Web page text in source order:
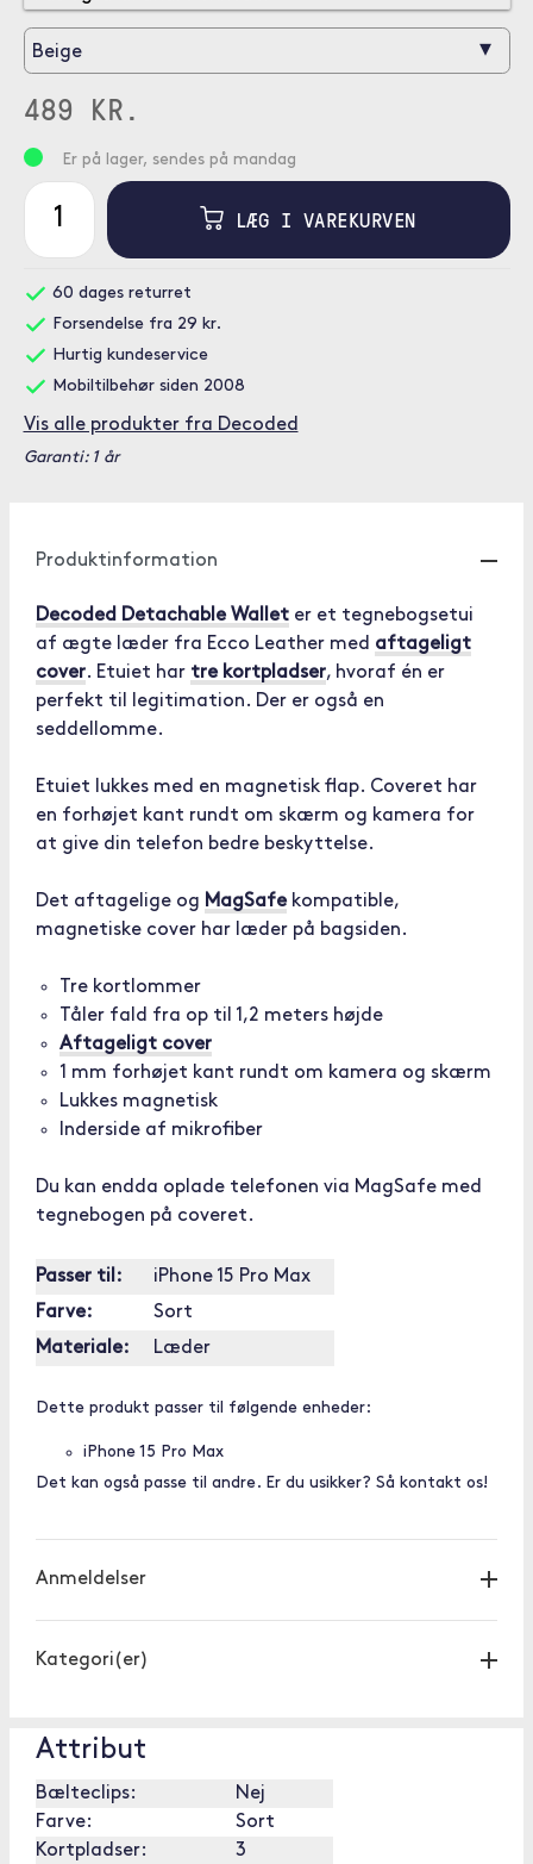
Beige ▾
489 KR.
Er på lager, sendes på mandag
LÆG I VAREKURVEN
60 dages returret
Forsendelse fra 29 kr.
Hurtig kundeservice
Mobiltilbehør siden 2008
Vis alle produkter fra Decoded
Garanti: 1 år
Produktinformation
Decoded Detachable Wallet er et tegnebogsetui
af ægte læder fra Ecco Leather med aftageligt
cover. Etuiet har tre kortpladser, hvoraf én er
perfekt til legitimation. Der er også en
seddellomme.
Etuiet lukkes med en magnetisk flap. Coveret har
en forhøjet kant rundt om skærm og kamera for
at give din telefon bedre beskyttelse.
Det aftagelige og MagSafekompatible,
magnetiske cover har læder på bagsiden.
Tre kortlommer
Tåler fald fra op til 1,2 meters højde
Aftageligt cover
1 mm forhøjet kant rundt om kamera og skærm
Lukkes magnetisk
Inderside af mikrofiber
Du kan endda oplade telefonen via MagSafe med
tegnebogen på coveret.
Passer til:
iPhone 15 Pro Max
Farve:
Sort
Materiale:
Læder
Dette produkt passer til følgende enheder:
iPhone 15 Pro Max
Det kan også passe til andre. Er du usikker? Så kontakt os!
Anmeldelser
Kategori(er)
Attribut
Bælteclips:
Nej
Farve:
Sort
Kortpladser:
3